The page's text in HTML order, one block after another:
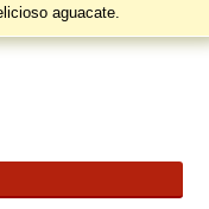
aguacate.